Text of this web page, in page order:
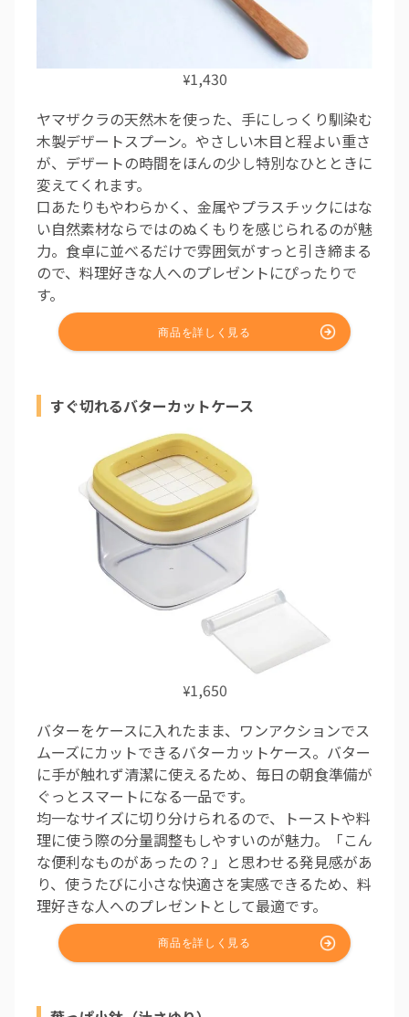
¥1,430
ヤマザクラの天然木を使った、手にしっくり馴染む
木製デザートスプーン。やさしい木目と程よい重さ
が、デザートの時間をほんの少し特別なひとときに
変えてくれます。
口あたりもやわらかく、金属やプラスチックにはな
い自然素材ならではのぬくもりを感じられるのが魅
力。食卓に並べるだけで雰囲気がすっと引き締まる
ので、料理好きな人へのプレゼントにぴったりで
す。
すぐ切れるバターカットケース
¥1,650
バターをケースに入れたまま、ワンアクションでス
ムーズにカットできるバターカットケース。バター
に手が触れず清潔に使えるため、毎日の朝食準備が
ぐっとスマートになる一品です。
均一なサイズに切り分けられるので、トーストや料
理に使う際の分量調整もしやすいのが魅力。「こん
な便利なものがあったの？」と思わせる発見感があ
り、使うたびに小さな快適さを実感できるため、料
理好きな人へのプレゼントとして最適です。